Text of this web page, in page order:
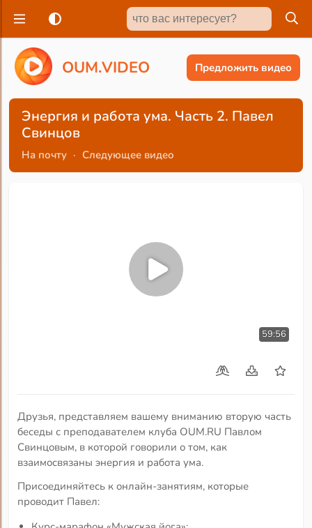
OUM.VIDEO Предложить видео
Энергия и работа ума. Часть 2. Павел
Свинцов
На почту · Следующее видео
59:56
Друзья, представляем вашему вниманию вторую часть
беседы с преподавателем клуба OUM.RU Павлом
Свинцовым, в которой говорили о том, как
взаимосвязаны энергия и работа ума.
Присоединяйтесь к онлайн-занятиям, которые
проводит Павел: